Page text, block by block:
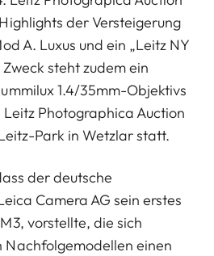
der Versteigerung
A. Luxus und ein „Leitz NY
steht zudem ein
1.4/35mm-Objektivs
Photographica Auction
Park in Wetzlar statt.
der deutsche
Camera AG sein erstes
vorstellte, die sich
Nachfolgemodellen einen